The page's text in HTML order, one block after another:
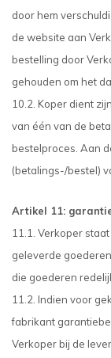
door hem
de website aan
bestelling door
gehouden om het
10.2. Koper dient
van één van de
bestelproces. Aan
(betalings-/bestel)
Artikel 11:
11.1. Verkoper
geleverde
die goederen
11.2. Indien voor
fabrikant
Verkoper bij de